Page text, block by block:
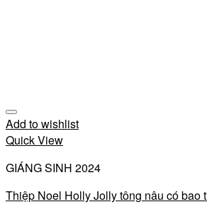
Add to wishlist
Quick View
GIÁNG SINH 2024
Thiệp Noel Holly Jolly tông nâu có bao